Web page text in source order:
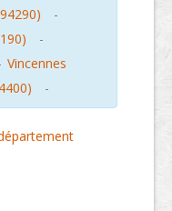
-
-
Vincennes
-